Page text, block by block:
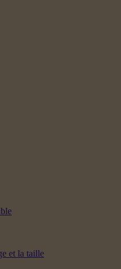
et la taille